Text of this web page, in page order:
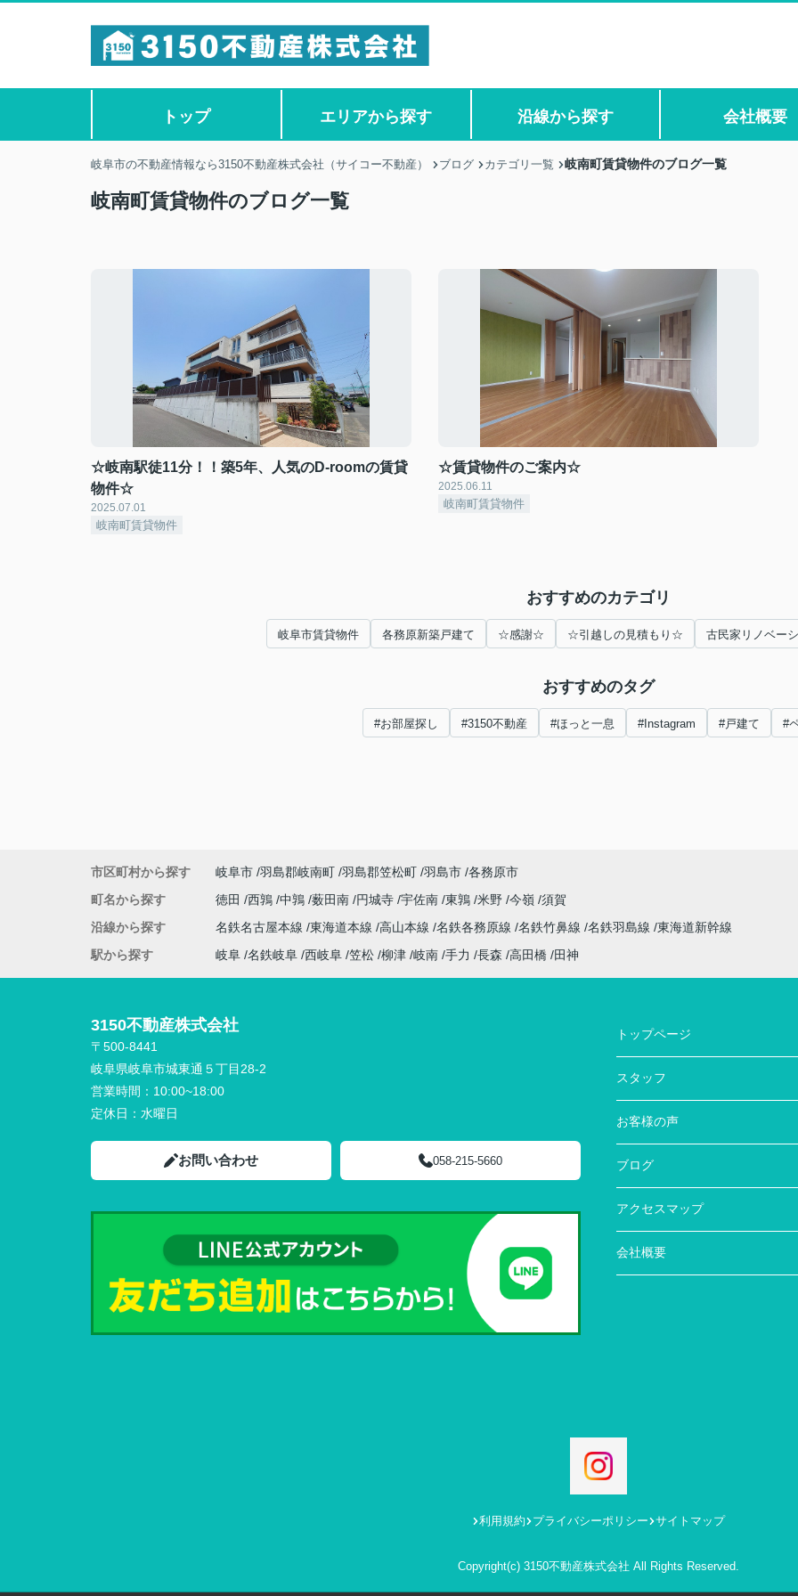
トップ エリアから探す 沿線から探す 会社概要
岐阜市の不動産情報なら3150不動産株式会社（サイコー不動産） ブログ カテゴリ一覧 岐南町賃貸物件のブログ一覧
岐南町賃貸物件のブログ一覧
☆岐南駅徒11分！！築5年、人気のD-roomの賃貸
物件☆
2025.07.01
岐南町賃貸物件
☆賃貸物件のご案内☆
2025.06.11
岐南町賃貸物件
おすすめのカテゴリ
岐阜市賃貸物件 各務原新築戸建て ☆感謝☆ ☆引越しの見積もり☆ 古民家リノベー
おすすめのタグ
#お部屋探し #3150不動産 #ほっと一息 #Instagram #戸建て #
市区町村から探す 岐阜市 羽島郡岐南町 羽島郡笠松町 羽島市 各務原市
町名から探す
徳田 西鶉 中鶉 薮田南 円城寺 宇佐南 東鶉 米野 今嶺 須賀
沿線から探す
名鉄名古屋本線 東海道本線 高山本線 名鉄各務原線 名鉄竹鼻線 名鉄羽島線 東海道新幹線
駅から探す
岐阜 名鉄岐阜 西岐阜 笠松 柳津 岐南 手力 長森 高田橋 田神
3150不動産株式会社
〒500-8441
岐阜県岐阜市城東通５丁目28-2
営業時間： 10:00~18:00
定休日： 水曜日
お問い合わせ 058-215-5660
トップページ
スタッフ
お客様の声
ブログ
アクセスマップ
会社概要
利用規約 プライバシーポリシー サイトマップ
Copyright(c) 3150不動産株式会社 All Rights Reserved.